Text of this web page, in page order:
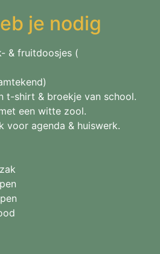
je nodig
& fruitdoosjes (
t-shirt & broekje van school.
een witte zool.
voor agenda & huiswerk.